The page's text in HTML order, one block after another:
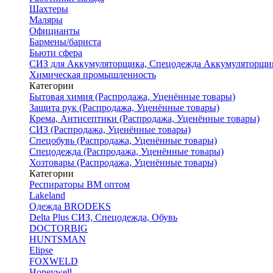
Шахтеры
Маляры
Официанты
Бармены/бариста
Бьюти сфера
СИЗ для Аккумуляторщика, Спецодежда
Химическая промышленность
Категории
Бытовая химия (Распродажа, Уценённые товары)
Защита рук (Распродажа, Уценённые товары)
Крема, Антисептики (Распродажа, Уценённые товары)
СИЗ (Распродажа, Уценённые товары)
Спецобувь (Распродажа, Уценённые товары)
Спецодежда (Распродажа, Уценённые товары)
Хозтовары (Распродажа, Уценённые товары)
Категории
Респираторы ВМ оптом
Lakeland
Одежда BRODEKS
Delta Plus СИЗ, Спецодежда, Обувь
DOCTORBIG
HUNTSMAN
Elipse
FOXWELD